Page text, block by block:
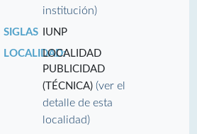
institución)
SIGLAS
IUNP
LOCALIDAD:LOCALIDAD
PUBLICIDAD
(TÉCNICA)(ver el
detalle de esta
localidad)